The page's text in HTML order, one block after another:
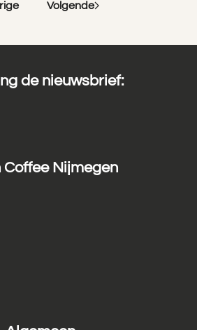
Volgende
de nieuwsbrief:
Coffee Nijmegen